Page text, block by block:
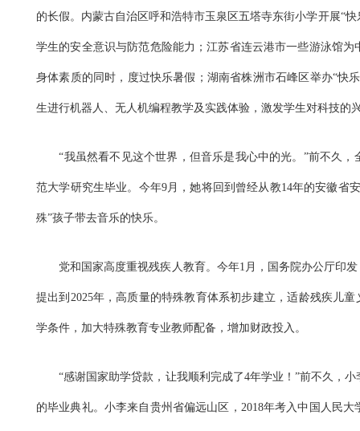
的长假。内蒙古自治区呼和浩特市玉泉区五塔寺东街小学开展“
学生的安全意识与防范危险能力；江苏省连云港市一些游泳馆
身体素质的同时，度过快乐暑假；湖南省株洲市石峰区举办“快
生进行机器人、无人机编程教学及实践体验，激发学生对科技
“我虽然看不见这个世界，但音乐是我心中的光。”前不久
范大学研究生毕业。今年9月，她将回到曾经从教14年的安徽省
殊”孩子带去音乐的快乐。
党和国家高度重视残疾人教育。今年1月，国务院办公厅印发
提出到2025年，高质量的特殊教育体系初步建立，适龄残疾儿
学条件，加大特殊教育专业教师配备，增加财政投入。
“感谢国家助学贷款，让我顺利完成了4年学业！”前不久，小
的毕业典礼。小李来自贵州省偏远山区，2018年考入中国人民